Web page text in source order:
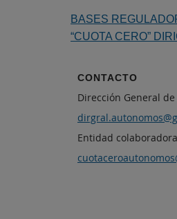
BASES
“CUOTA CERO”
CONTACTO
Dirección General
Entidad